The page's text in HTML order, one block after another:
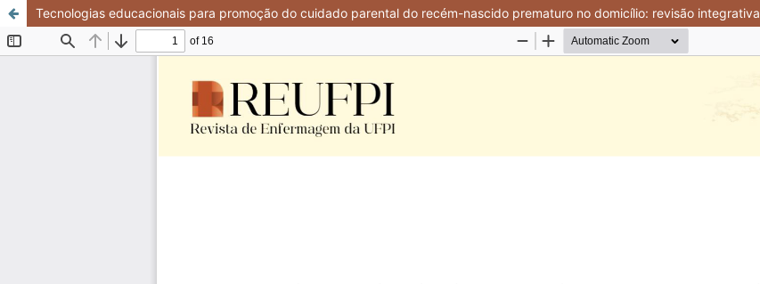
Tecnologias educacionais para promoção do cuidado parental do recém-nascido prematuro no domicílio: revisão integrativa